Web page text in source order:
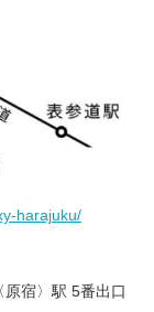
harajuku/
宿〉駅 5番出口